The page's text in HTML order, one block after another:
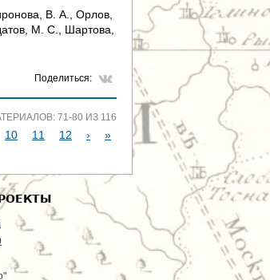
В. А., Орлов,
М. С., Шартова,
Поделиться:
71-80 ИЗ 116
10 11 12 › »